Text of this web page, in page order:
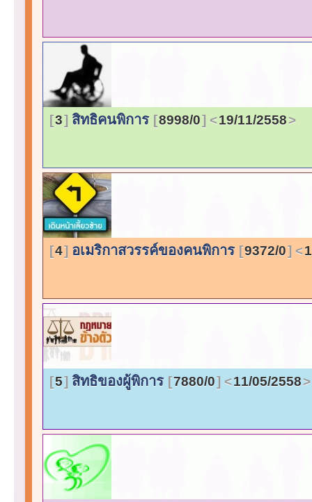
3 สิทธิคนพิการ 8998/0 19/11/2558
4 อเมริกาสวรรค์ของคนพิการ 9372/0
5 สิทธิของผู้พิการ 7880/0 11/05/2558